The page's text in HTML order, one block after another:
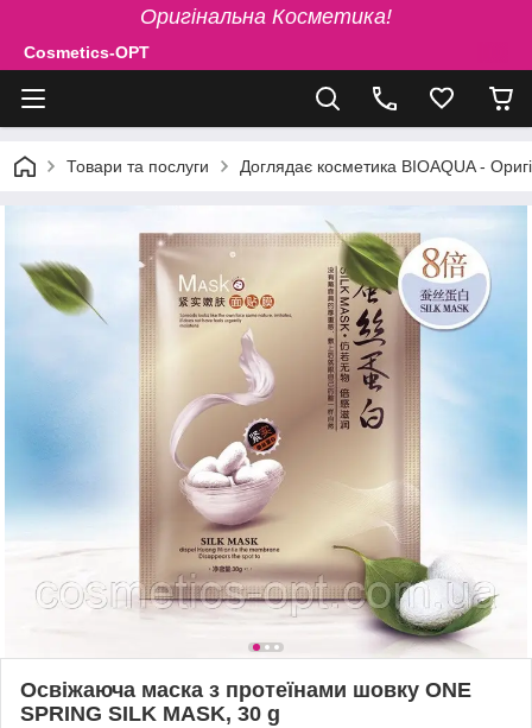
Оригінальна Косметика!
Cosmetics-OPT
Товари та послуги Доглядає косметика BIOAQUA -
Освіжаюча маска з протеїнами шовку ONE
SPRING SILK MASK, 30 g